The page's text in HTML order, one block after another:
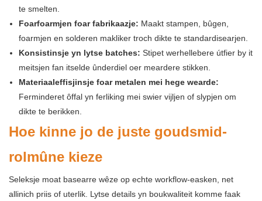
te smelten.
Foarfoarmjen foar fabrikaazje: Maakt stampen, bûgen,
foarmjen en solderen makliker troch dikte te standardisearjen.
Konsistinsje yn lytse batches: Stipet werhellebere útfier by it
meitsjen fan itselde ûnderdiel oer meardere stikken.
Materiaaleffisjinsje foar metalen mei hege wearde:
Ferminderet ôffal yn ferliking mei swier vijljen of slypjen om
dikte te berikken.
Hoe kinne jo de juste goudsmid-
rolmûne kieze
Seleksje moat basearre wêze op echte workflow-easken, net
allinich priis of uterlik. Lytse details yn boukwaliteit komme faak